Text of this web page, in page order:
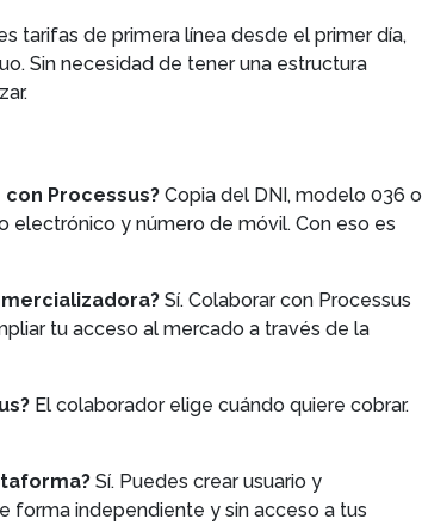
tarifas de primera línea desde el primer día,
Sin necesidad de tener una estructura
Processus?Copia del DNI, modelo 036 o
electrónico y número de móvil. Con eso es
Sí. Colaborar con Processus
tu acceso al mercado a través de la
El colaborador elige cuándo quiere cobrar.
Sí. Puedes crear usuario y
forma independiente y sin acceso a tus